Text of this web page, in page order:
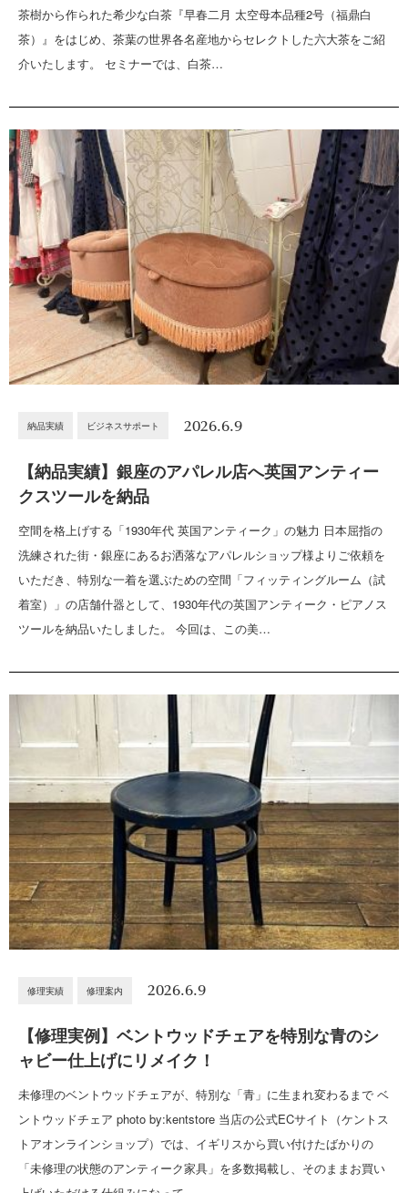
茶樹から作られた希少な白茶『早春二月 太空母本品種2号（福鼎白
茶）』をはじめ、茶葉の世界各名産地からセレクトした六大茶をご紹
介いたします。 セミナーでは、白茶…
納品実績 ビジネスサポート 2026.6.9
【納品実績】銀座のアパレル店へ英国アンティー
クスツールを納品
空間を格上げする「1930年代 英国アンティーク」の魅力 日本屈指の
洗練された街・銀座にあるお洒落なアパレルショップ様よりご依頼を
いただき、特別な一着を選ぶための空間「フィッティングルーム（試
着室）」の店舗什器として、1930年代の英国アンティーク・ピアノス
ツールを納品いたしました。 今回は、この美…
修理実績 修理案内 2026.6.9
【修理実例】ベントウッドチェアを特別な青のシ
ャビー仕上げにリメイク！
未修理のベントウッドチェアが、特別な「青」に生まれ変わるまで ベ
ントウッドチェア photo by:kentstore 当店の公式ECサイト（ケントス
トアオンラインショップ）では、イギリスから買い付けたばかりの
「未修理の状態のアンティーク家具」を多数掲載し、そのままお買い